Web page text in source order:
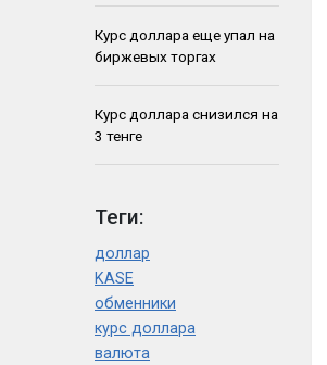
Курс доллара еще упал на
биржевых торгах
Курс доллара снизился на
3 тенге
Теги:
доллар
KASE
обменники
курс доллара
валюта